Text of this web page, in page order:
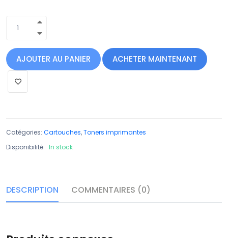
AJOUTER AU PANIER ACHETER MAINTENANT
Catégories: Cartouches,Toners imprimantes
Disponibilité: In stock
DESCRIPTION COMMENTAIRES (0)